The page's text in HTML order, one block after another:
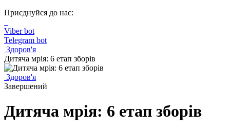
Приєднуйся до нас:
Viber bot
Telegram bot
Здоров'я
Дитяча мрія: 6 етап зборів
Здоров'я
Завершений
Дитяча мрія: 6 етап зборів